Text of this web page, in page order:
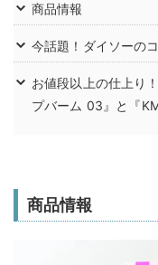
商品情報
今話題！ダイソーの
お値段以上の仕上り
プバーム 03』と『
商品情報